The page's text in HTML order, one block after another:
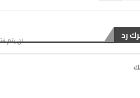
رد لن يتم